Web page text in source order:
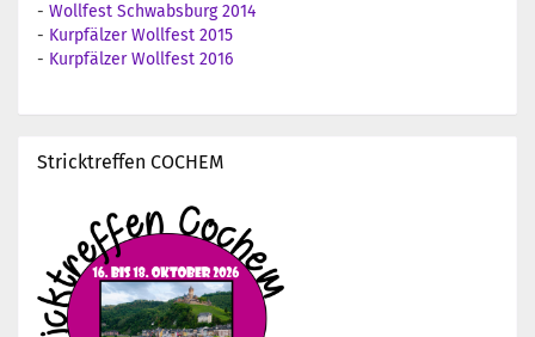
- Wollfest Schwabsburg 2014
- Kurpfälzer Wollfest 2015
- Kurpfälzer Wollfest 2016
Stricktreffen COCHEM